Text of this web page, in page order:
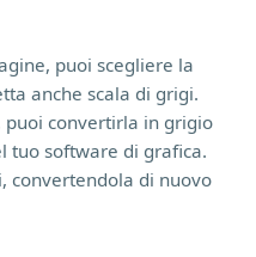
puoi scegliere la
anche scala di grigi.
puoi convertirla in grigio
tuo software di grafica.
convertendola di nuovo